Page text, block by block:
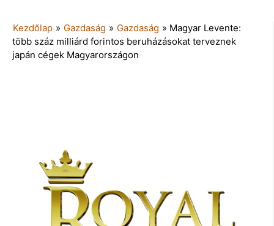
Kezdőlap » Gazdaság » Gazdaság » Magyar Levente:
több száz milliárd forintos beruházásokat terveznek
japán cégek Magyarországon